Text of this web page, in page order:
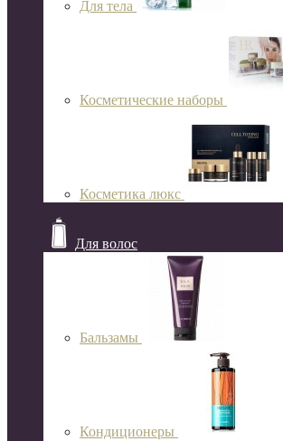
Для тела
Косметические наборы
Косметика люкс
Для волос
Бальзамы
Кондиционеры